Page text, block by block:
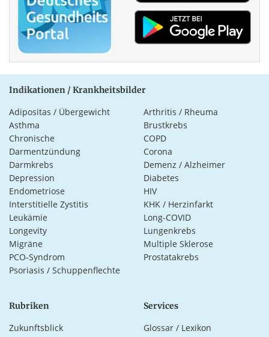
Indikationen / Krankheitsbilder
Adipositas / Übergewicht
Arthritis / Rheuma
Asthma
Brustkrebs
Chronische
Darmentzündung
COPD
Corona
Darmkrebs
Demenz / Alzheimer
Depression
Diabetes
Endometriose
HIV
Interstitielle Zystitis
KHK / Herzinfarkt
Leukämie
Long-COVID
Longevity
Lungenkrebs
Migräne
Multiple Sklerose
PCO-Syndrom
Prostatakrebs
Psoriasis / Schuppenflechte
Rubriken
Zukunftsblick
Services
Glossar / Lexikon